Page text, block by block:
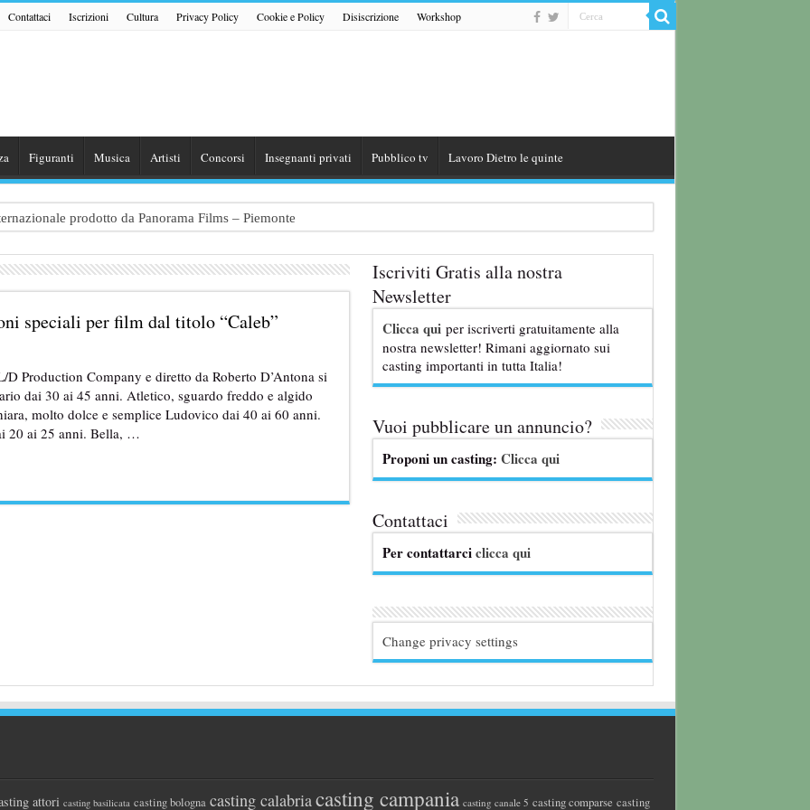
Contattaci Iscrizioni Cultura Privacy Policy Cookie e Policy Disiscrizione Workshop
Figuranti Musica Artisti Concorsi Insegnanti privati Pubblico tv Lavoro Dietro le quinte
prodotto da Panorama Films – Piemonte
shooting foto e video retribuito per hotel 4 stelle – Trentino
speciali per film dal titolo “Caleb”
Production Company e diretto da Roberto D’Antona si
dai 30 ai 45 anni. Atletico, sguardo freddo e algido
molto dolce e semplice Ludovico dai 40 ai 60 anni.
20 ai 25 anni. Bella, …
Iscriviti Gratis alla nostra
Newsletter
Clicca qui per iscriverti gratuitamente alla
nostra newsletter! Rimani aggiornato sui
casting importanti in tutta Italia!
Vuoi pubblicare un annuncio?
Proponi un casting: Clicca qui
Contattaci
Per contattarciclicca qui
Change privacy settings
attori casting basilicata casting bologna casting calabriacasting campania casting canale 5 casting comparse casting